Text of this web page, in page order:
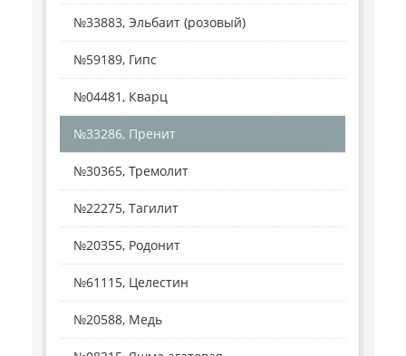
№33883, Эльбаит (розовый)
№59189, Гипс
№04481, Кварц
№33286, Пренит
№30365, Тремолит
№22275, Тагилит
№20355, Родонит
№61115, Целестин
№20588, Медь